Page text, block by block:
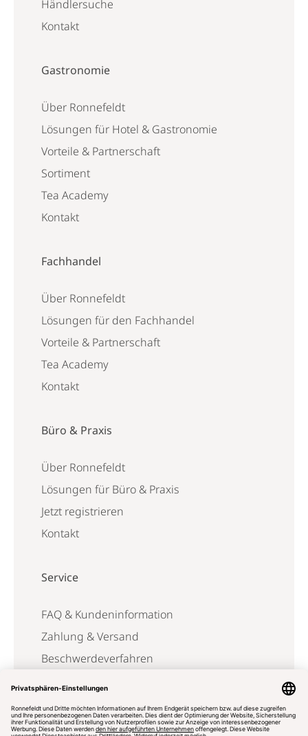
Händlersuche
Kontakt
Gastronomie
Über Ronnefeldt
Lösungen für Hotel & Gastronomie
Vorteile & Partnerschaft
Sortiment
Tea Academy
Kontakt
Fachhandel
Über Ronnefeldt
Lösungen für den Fachhandel
Vorteile & Partnerschaft
Tea Academy
Kontakt
Büro & Praxis
Über Ronnefeldt
Lösungen für Büro & Praxis
Jetzt registrieren
Kontakt
Service
FAQ & Kundeninformation
Zahlung & Versand
Beschwerdeverfahren
Vertrag widerrufen